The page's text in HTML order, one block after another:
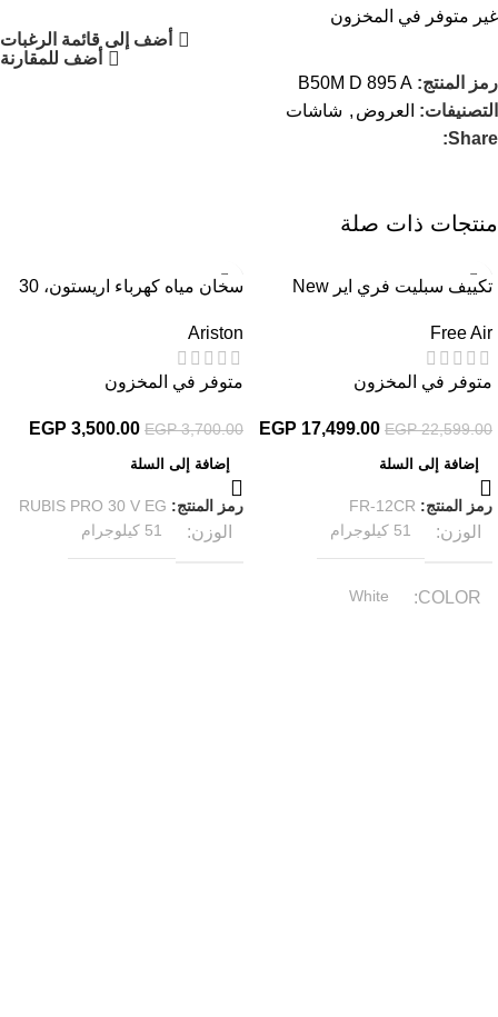
غير متوفر في المخزون
أضف إلى قائمة الرغبات
أضف للمقارنة
رمز المنتج: B50M D 895 A
التصنيفات: العروض , شاشات
Share:
منتجات ذات صلة
تكييف سبليت فري اير New
FR-12CR
Free Air
متوفر في المخزون
EGP22,599.00
EGP 17,499.00
إضافة إلى السلة
رمز المنتج: FR-12CR
الوزن 51 كيلوجرام
COLOR
White
سخان مياه كهرباء اريستون، 30
EG
Ariston
متوفر في المخزون
EGP3,700.00
EGP 3,500.00
إضافة إلى السلة
رمز المنتج: RUBIS PRO 30 V EG
الوزن 51 كيلوجرام